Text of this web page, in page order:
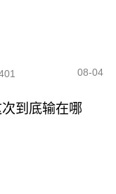
08-04
到底输在哪